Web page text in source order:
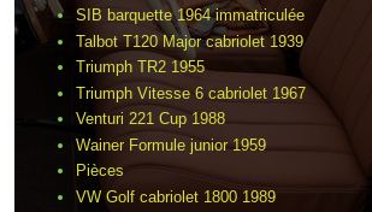
SIB barquette 1964 immatriculée
Talbot T120 Major cabriolet 1939
Triumph TR2 1955
Triumph Vitesse 6 cabriolet 1967
Venturi 221 Cup 1988
Wainer Formule junior 1959
Pièces
VW Golf cabriolet 1800 1989